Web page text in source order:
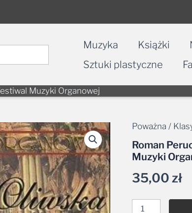
Muzyka Książki
Sztuki plastyczne
Muzyki Organowej
Poważna /
Roman
Muzyki
35,00zł
ilość
Perucki
-
Międzynarodowy
Festiwal
Organowej